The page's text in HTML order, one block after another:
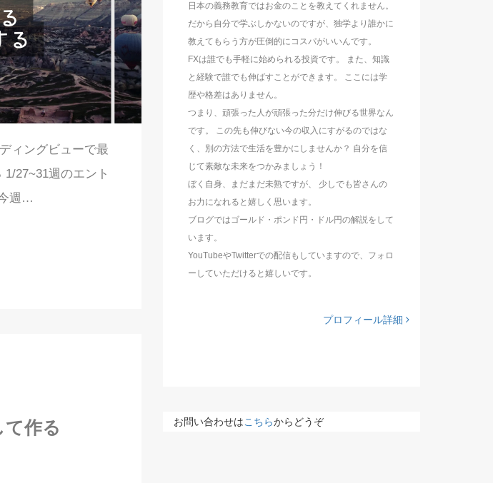
ィングビューで最
27~31週のエント
週…
て作る
日本の義務教育ではお金のことを教えてくれません。
だから自分で学ぶしかないのですが、独学より誰かに
教えてもらう方が圧倒的にコスパがいいんです。
FXは誰でも手軽に始められる投資です。 また、知識
と経験で誰でも伸ばすことができます。 ここには学
歴や格差はありません。
つまり、頑張った人が頑張った分だけ伸びる世界なん
です。 この先も伸びない今の収入にすがるのではな
く、別の方法で生活を豊かにしませんか？ 自分を信
じて素敵な未来をつかみましょう！
ぼく自身、まだまだ未熟ですが、 少しでも皆さんの
お力になれると嬉しく思います。
ブログではゴールド・ポンド円・ドル円の解説をして
います。
YouTubeやTwitterでの配信もしていますので、フォロ
ーしていただけると嬉しいです。
プロフィール詳細
お問い合わせはこちらからどうぞ